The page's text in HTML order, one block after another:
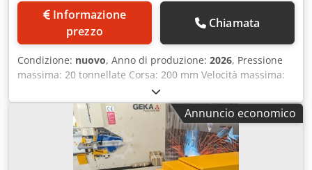
prezzo
Chiamata
Condizione: nuovo, Anno di produzione: 2026, Pressione
massima: 20 tonnellate Corsa: 200 mm Velocità massima:
10 mm/s Velocità di ritorno: 20 mm/s Piano di lavoro:
480x1060 mm Altezza di lavoro: 900 mm Codpfehgib Nex
Abpsha Serbatoio dell'olio: 10 litri Altezza massima del
pezzo: 200 mm Capacità per profili piatti: 200x12 mm
Capacità per tubi: 48x4,0 mm *non con utensili standard -
Limitazione digitale della corsa e del ritorno. - Controllo
Annuncio economico